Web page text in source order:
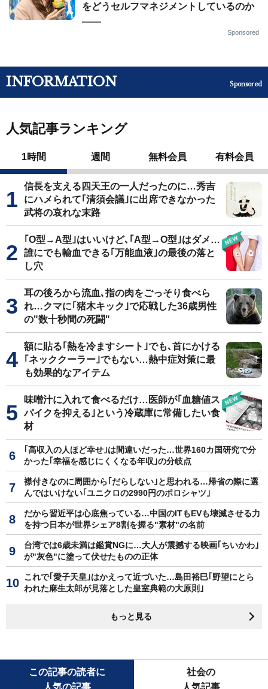
をどうセルフマネジメントしているのか
——
Sponsored
INFORMATION Sponsored
人気記事ランキング
1時間 週間 無料会員 有料会員
信長を支える四天王の一人だったのに…秀吉
にハメられて｢清須会議｣に出席できなかった
武将の哀れな末路
｢O型→A型｣はいいけど､｢A型→O型｣はダメ…
誰にでも輸血できる｢万能血液｣の最後の落と
し穴
耳の後ろから流血､指の肉をごっそり食べら
れ…クマに｢猪木キック｣で応戦した36歳男性
の"数十秒間の死闘"
額に貼る｢熱を冷ますシート｣でも､首にかける
｢ネッククーラー｣でもない…熱中症対策に最
も効果的なアイテム
味噌汁に入れて食べるだけ…医師が｢血糖値ス
パイクを抑える｣という冷蔵庫に常備したい食
材
｢高収入の人ほど幸せ｣は間違いだった…世界160カ国研究で分
かった｢幸福を感じにくくなる年収｣の分岐点
襟付きなのに周囲から｢だらしない｣と思われる…帰省の際に選
んではいけない｢ユニクロの2990円のポロシャツ｣
だから習近平は心底焦っている…中国のITもEVも壊滅させる力
を持つ日本が世界シェア8割を握る"素材"の名前
台湾では6歳未満は鑑賞NGに…大人が震撼する映画｢ちいかわ｣
が"灰色"に塗って伏せたものの正体
これで｢愛子天皇｣はかえって近づいた…島田裕巳｢野望にとら
われた麻生太郎が見落とした皇室典範の大原則｣
もっと見る
この記事の読者に
人気の記事
社会の
人気記事